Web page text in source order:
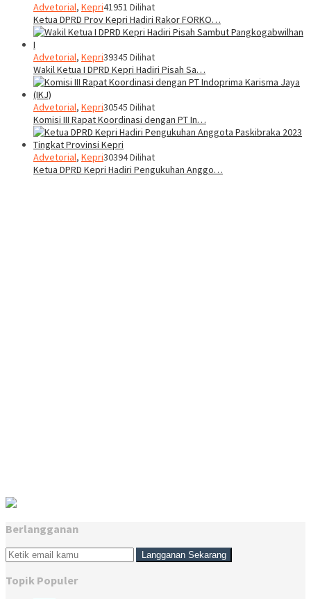
Advetorial, Kepri41951 Dilihat
Ketua DPRD Prov Kepri Hadiri Rakor FORKO…
Advetorial, Kepri39345 Dilihat
Wakil Ketua I DPRD Kepri Hadiri Pisah Sa…
Advetorial, Kepri30545 Dilihat
Komisi III Rapat Koordinasi dengan PT In…
Advetorial, Kepri30394 Dilihat
Ketua DPRD Kepri Hadiri Pengukuhan Anggo…
Berlangganan
Topik Populer